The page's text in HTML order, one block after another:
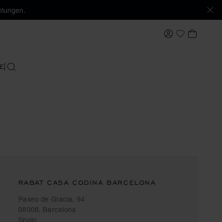
MEIN KONTO
My Wishlist
MEIN
SUCHEN
RABAT CASA CODINA BARCELONA
Paseo de Gracia, 94
08008, Barcelona
Spain